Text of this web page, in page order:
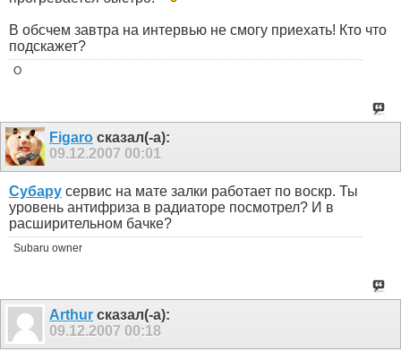
В обсчем завтра на интервью не смогу приехать! Кто что
подскажет?
O
Figaro сказал(-а):
09.12.2007 00:01
Субару сервис на мате залки работает по воскр. Ты
уровень антифриза в радиаторе посмотрел? И в
расширительном бачке?
Subaru owner
Arthur сказал(-а):
09.12.2007 00:18